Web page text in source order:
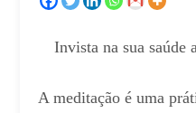
Invista na sua
A meditação é uma